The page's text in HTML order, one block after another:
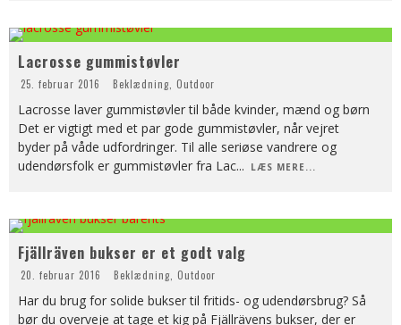
Lacrosse gummistøvler
25. februar 2016 Beklædning Outdoor
Lacrosse laver gummistøvler til både kvinder, mænd og børn
Det er vigtigt med et par gode gummistøvler, når vejret
byder på våde udfordringer. Til alle seriøse vandrere og
udendørsfolk er gummistøvler fra Lac... LÆS MERE...
Fjällräven bukser er et godt valg
20. februar 2016 Beklædning Outdoor
Har du brug for solide bukser til fritids- og udendørsbrug? Så
bør du overveje at tage et kig på Fjällrävens bukser, der er